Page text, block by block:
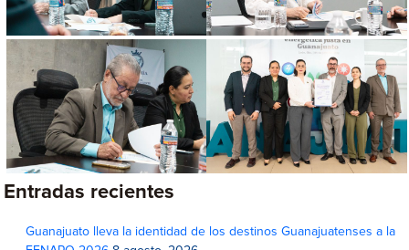
Entradas recientes
Guanajuato lleva la identidad de los destinos Guanajuatenses a la